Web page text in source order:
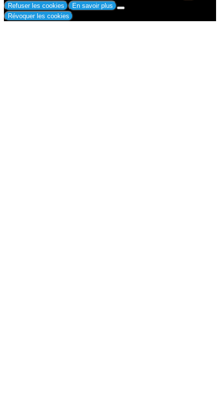
Refuser les cookies
En savoir plus
Révoquer les cookies